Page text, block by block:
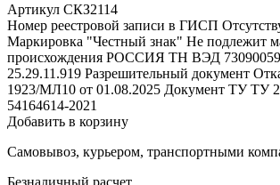
Артикул СКЗ2114
Номер реестровой записи в ГИСП
Маркировка "Честный знак" Не подлежит
происхождения РОССИЯ ТН ВЭД
25.29.11.919 Разрешительный документ
1923/МЛ10 от 01.08.2025 Документ ТУ ТУ
54164614-2021
Добавить в корзину
Самовывоз, курьером, транспортными
Безналичный расчет